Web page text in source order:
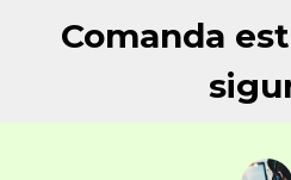
Comanda